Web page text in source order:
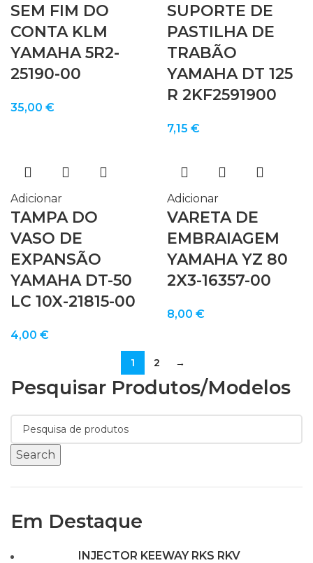
Pesquisar Produtos/modelos
Search
Em Destaque
INJECTOR KEEWAY RKS RKV
SEM FIM DO
CONTA KLM
YAMAHA 5R2-
25190-00
35,00 €
SUPORTE DE
PASTILHA DE
TRABÃO
YAMAHA DT 125
R 2KF2591900
7,15 €
Adicionar
TAMPA DO
VASO DE
EXPANSÃO
YAMAHA DT-50
LC 10X-21815-00
4,00 €
Adicionar
VARETA DE
EMBRAIAGEM
YAMAHA YZ 80
2X3-16357-00
8,00 €
1 2 →